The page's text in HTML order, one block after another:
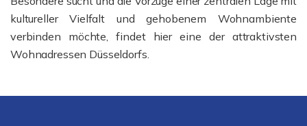
kultureller Vielfalt und gehobenem Wohnambiente
verbinden möchte, findet hier eine der attraktivsten
Wohnadressen Düsseldorfs.